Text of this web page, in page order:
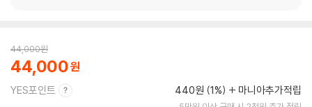
44,000원
44,000
YES포인트 440원 (1%) 마니아추가적립